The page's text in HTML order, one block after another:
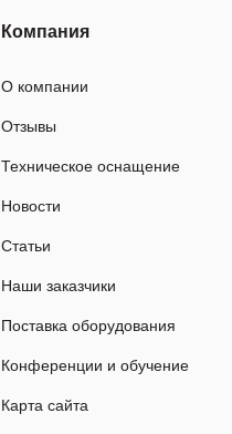
Компания
О компании
Отзывы
Техническое оснащение
Новости
Статьи
Наши заказчики
Поставка оборудования
Конференции и обучение
Карта сайта